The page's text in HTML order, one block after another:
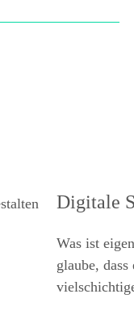
Digitale
Was ist
glaube,